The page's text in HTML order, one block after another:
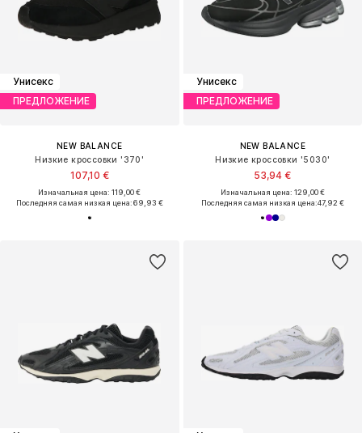
Унисекс
ПРЕДЛОЖЕНИЕ
NEW BALANCE
Низкие кроссовки '370'
107,10 €
Изначальная цена: 119,00 €
Последняя самая низкая цена:69,93 €
Унисекс
ПРЕДЛОЖЕНИЕ
NEW BALANCE
Низкие кроссовки '5030'
53,94 €
Изначальная цена: 129,00 €
Последняя самая низкая цена:47,92 €